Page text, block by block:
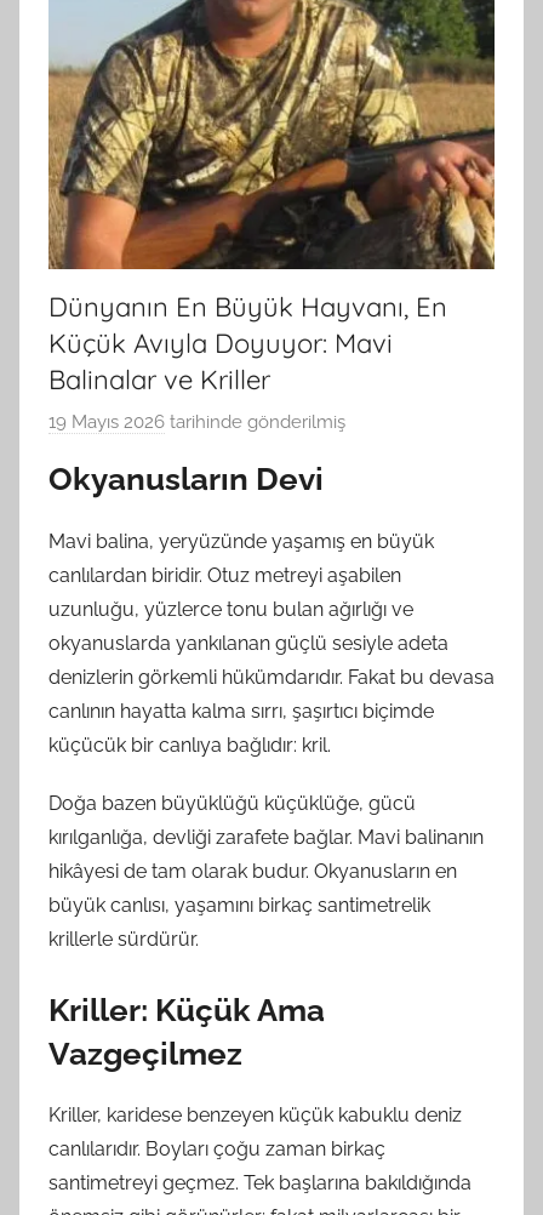
Dünyanın En Büyük Hayvanı, En
Küçük Avıyla Doyuyor: Mavi
Balinalar ve Kriller
19 Mayıs 2026 tarihinde gönderilmiş
M
t
a
r
a
f
d
a
n
Okyanusların Devi
Mavi balina, yeryüzünde yaşamış en büyük
canlılardan biridir. Otuz metreyi aşabilen
uzunluğu, yüzlerce tonu bulan ağırlığı ve
okyanuslarda yankılanan güçlü sesiyle adeta
denizlerin görkemli hükümdarıdır. Fakat bu devasa
canlının hayatta kalma sırrı, şaşırtıcı biçimde
küçücük bir canlıya bağlıdır: kril.
Doğa bazen büyüklüğü küçüklüğe, gücü
kırılganlığa, devliği zarafete bağlar. Mavi balinanın
hikâyesi de tam olarak budur. Okyanusların en
büyük canlısı, yaşamını birkaç santimetrelik
krillerle sürdürür.
Kriller: Küçük Ama
Vazgeçilmez
Kriller, karidese benzeyen küçük kabuklu deniz
canlılarıdır. Boyları çoğu zaman birkaç
santimetreyi geçmez. Tek başlarına bakıldığında